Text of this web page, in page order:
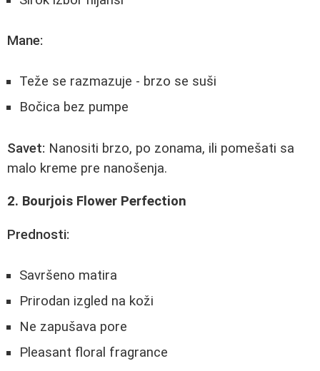
Mane:
Teže se razmazuje - brzo se suši
Bočica bez pumpe
Savet: Nanositi brzo, po zonama, ili pomešati sa
malo kreme pre nanošenja.
2. Bourjois Flower Perfection
Prednosti:
Savršeno matira
Prirodan izgled na koži
Ne zapušava pore
Pleasant floral fragrance